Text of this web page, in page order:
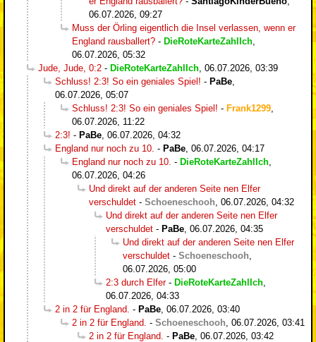
06.07.2026, 09:27
Muss der Örling eigentlich die Insel verlassen, wenn er
England rausballert? - DieRoteKarteZahlIch
06.07.2026, 05:32
Jude, Jude, 0:2 - DieRoteKarteZahlIch 06.07.2026, 03:39
Schluss! 2:3! So ein geniales Spiel! - PaBe
06.07.2026, 05:07
Schluss! 2:3! So ein geniales Spiel! - Frank1299
06.07.2026, 11:22
2:3! - PaBe 06.07.2026, 04:32
England nur noch zu 10. - PaBe 06.07.2026, 04:17
England nur noch zu 10. - DieRoteKarteZahlIch
06.07.2026, 04:26
Und direkt auf der anderen Seite nen Elfer
verschuldet - Schoeneschooh 06.07.2026, 04:32
Und direkt auf der anderen Seite nen Elfer
verschuldet - PaBe 06.07.2026, 04:35
Und direkt auf der anderen Seite nen Elfer
verschuldet - Schoeneschooh
06.07.2026, 05:00
2:3 durch Elfer- DieRoteKarteZahlIch
06.07.2026, 04:33
2 in 2 für England. - PaBe 06.07.2026, 03:40
2 in 2 für England. - Schoeneschooh 06.07.2026, 03:41
2 in 2 für England. - PaBe 06.07.2026, 03:42